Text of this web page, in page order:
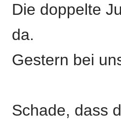
Die doppelte
da.
Gestern bei
Schade, dass